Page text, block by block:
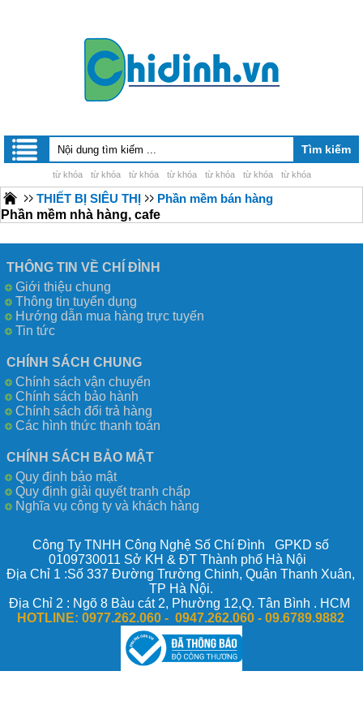
từ khóa từ khóa từ khóa từ khóa từ khóa từ khóa từ khóa
THIẾT BỊ SIÊU THỊ
Phần mềm bán hàng
Phần mềm nhà hàng, cafe
THÔNG TIN VỀ CHÍ ĐÌNH
Giới thiệu chung
Thông tin tuyển dụng
Hướng dẫn mua hàng trực tuyến
Tin tức
CHÍNH SÁCH CHUNG
Chính sách vận chuyển
Chính sách bảo hành
Chính sách đổi trả hàng
Các hình thức thanh toán
CHÍNH SÁCH BẢO MẬT
Quy định bảo mật
Quy định giải quyết tranh chấp
Nghĩa vụ công ty và khách hàng
Công Ty TNHH Công Nghệ Số Chí Đình GPKD số
0109730011 Sở KH & ĐT Thành phố Hà Nội
Địa Chỉ 1 :Số 337 Đường Trường Chinh, Quận Thanh Xuân,
TP Hà Nội.
Địa Chỉ 2 : Ngõ 8 Bàu cát 2, Phường 12,Q. Tân Bình . HCM
HOTLINE: 0977.262.060 - 0947.262.060 -09.6789.9882